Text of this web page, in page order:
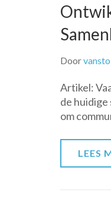
Door
Artikel:
de huidige
om
LEES